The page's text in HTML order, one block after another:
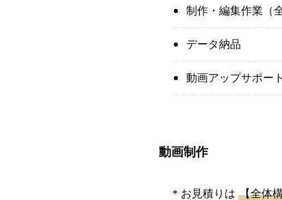
制作・編集作業（
データ納品
動画アップサポート
動画制作
＊お見積りは 【全体